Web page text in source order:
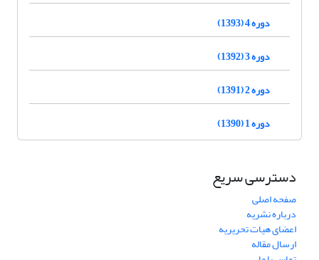
دوره 4 (1393)
دوره 3 (1392)
دوره 2 (1391)
دوره 1 (1390)
دسترسی سریع
صفحه اصلی
درباره نشریه
اعضای هیات تحریریه
ارسال مقاله